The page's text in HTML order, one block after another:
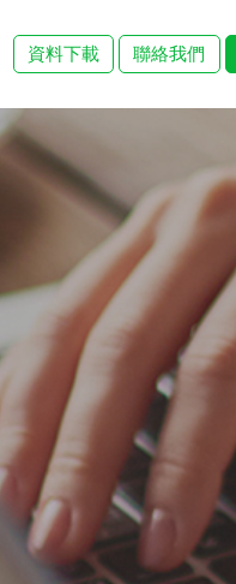
資料下載 聯絡我們